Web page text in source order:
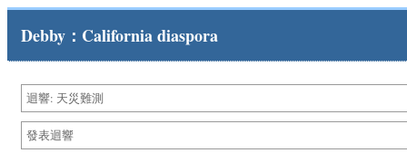
Debby：California diaspora
迴響: 天災難測
發表迴響